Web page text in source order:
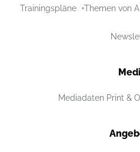
Trainingspläne Themen von
Mediadaten Print &